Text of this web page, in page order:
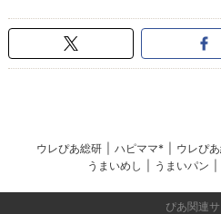
ウレぴあ総研 ハピママ* ウレぴ
うまいめし
うまいパン
ぴあ関連サ